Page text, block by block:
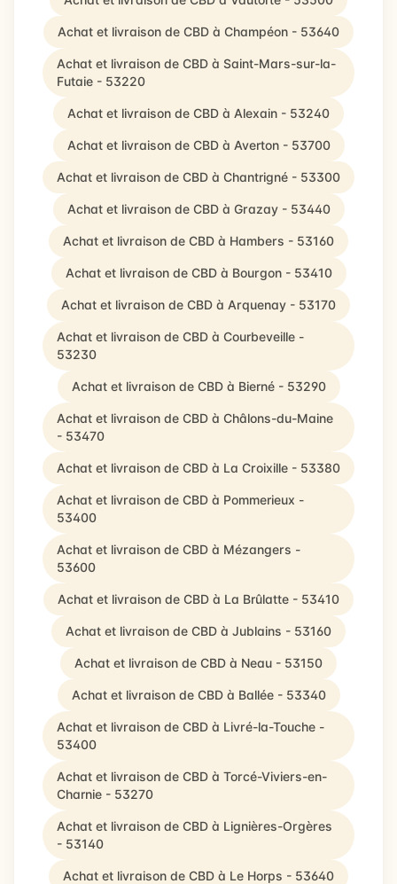
Achat et livraison de CBD à Champéon - 53640
Achat et livraison de CBD à Saint-Mars-sur-la-
Futaie - 53220
Achat et livraison de CBD à Alexain - 53240
Achat et livraison de CBD à Averton - 53700
Achat et livraison de CBD à Chantrigné - 53300
Achat et livraison de CBD à Grazay - 53440
Achat et livraison de CBD à Hambers - 53160
Achat et livraison de CBD à Bourgon - 53410
Achat et livraison de CBD à Arquenay - 53170
Achat et livraison de CBD à Courbeveille -
53230
Achat et livraison de CBD à Bierné - 53290
Achat et livraison de CBD à Châlons-du-Maine
- 53470
Achat et livraison de CBD à La Croixille - 53380
Achat et livraison de CBD à Pommerieux -
53400
Achat et livraison de CBD à Mézangers -
53600
Achat et livraison de CBD à La Brûlatte - 53410
Achat et livraison de CBD à Jublains - 53160
Achat et livraison de CBD à Neau - 53150
Achat et livraison de CBD à Ballée - 53340
Achat et livraison de CBD à Livré-la-Touche -
53400
Achat et livraison de CBD à Torcé-Viviers-en-
Charnie - 53270
Achat et livraison de CBD à Lignières-Orgères
- 53140
Achat et livraison de CBD à Le Horps - 53640